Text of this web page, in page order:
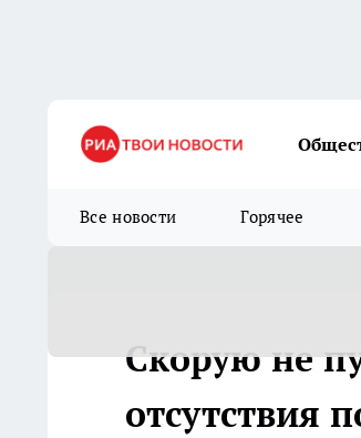
Все новости Горячее
Скорую не
отсутствия